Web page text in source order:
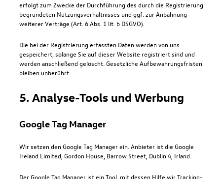
erfolgt zum Zwecke der Durchführung des durch die Registrierung
begründeten Nutzungsverhältnisses und ggf. zur Anbahnung
weiterer Verträge (Art. 6 Abs. 1 lit. b DSGVO).
Die bei der Registrierung erfassten Daten werden von uns
gespeichert, solange Sie auf dieser Website registriert sind und
werden anschließend gelöscht. Gesetzliche Aufbewahrungsfristen
bleiben unberührt.
5. Analyse-Tools und Werbung
Google Tag Manager
Wir setzen den Google Tag Manager ein. Anbieter ist die Google
Ireland Limited, Gordon House, Barrow Street, Dublin 4, Irland.
Der Google Tag Manager ist ein Tool, mit dessen Hilfe wir Tracking-